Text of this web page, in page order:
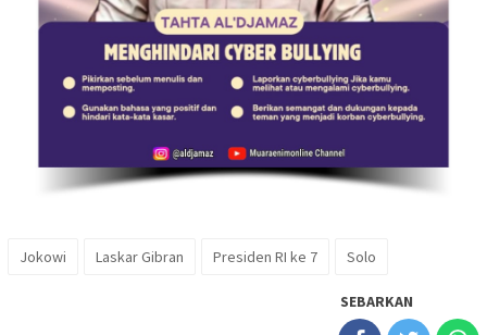
Jokowi Laskar Gibran Presiden RI ke 7 Solo
SEBARKAN